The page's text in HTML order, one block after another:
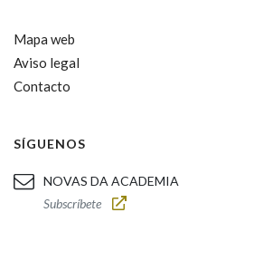
Mapa web
Aviso legal
Contacto
SÍGUENOS
NOVAS DA ACADEMIA
Subscríbete